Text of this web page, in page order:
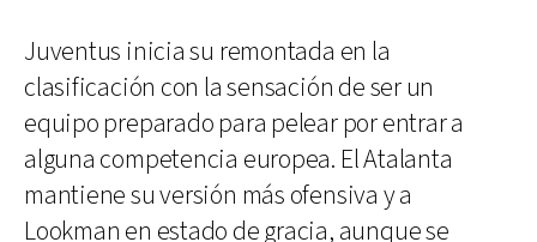
Juventus inicia su remontada en la
clasificación con la sensación de ser un
equipo preparado para pelear por entrar a
alguna competencia europea. El Atalanta
mantiene su versión más ofensiva y a
Lookman en estado de gracia, aunque se